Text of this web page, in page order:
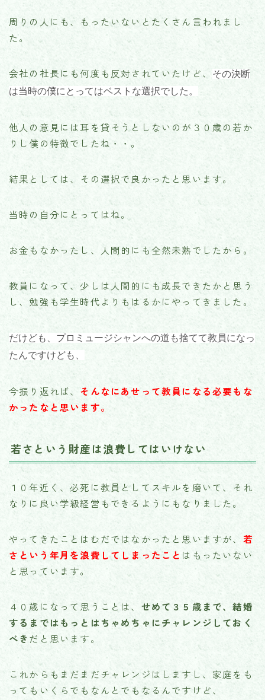
周りの人にも、もったいないとたくさん言われまし
た。
会社の社長にも何度も反対されていたけど、
その決断
は当時の僕にとってはベストな選択でした。
他人の意見には耳を貸そうとしないのが３０歳の若か
りし僕の特徴でしたね・・。
結果としては、その選択で良かったと思います。
当時の自分にとってはね。
お金もなかったし、人間的にも全然未熟でしたから。
教員になって、少しは人間的にも成長できたかと思う
し、勉強も学生時代よりもはるかにやってきました。
だけども、プロミュージシャンへの道も捨てて教員になっ
たんですけども、
今振り返れば、 そんなにあせって教員 になる必要もな
かったなと思います。
若さという財産は浪費してはいけない
１０年近く、必死に教員としてスキルを磨いて、それ
なりに良い学級経営もできるようにもなりました。
やってきたことはむだではなかったと思いますが、 若
さという年月を浪費してしまったこと はもったいない
と思っています。
４０歳になって思うことは、 せめて３５歳まで、結婚
するまではもっとはちゃめちゃにチャレンジしておく
べき だと思います。
これからもまだまだチャレンジはしますし、家庭をも
ってもいくらでもなんとでもなるんですけど、